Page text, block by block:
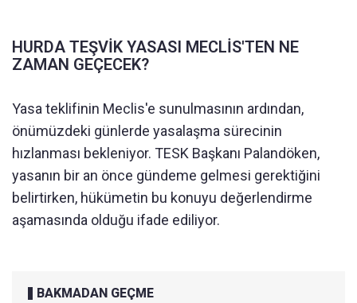
HURDA TEŞVİK YASASI MECLİS'TEN NE
ZAMAN GEÇECEK?
Yasa teklifinin Meclis'e sunulmasının ardından,
önümüzdeki günlerde yasalaşma sürecinin
hızlanması bekleniyor. TESK Başkanı Palandöken,
yasanın bir an önce gündeme gelmesi gerektiğini
belirtirken, hükümetin bu konuyu değerlendirme
aşamasında olduğu ifade ediliyor.
BAKMADAN GEÇME